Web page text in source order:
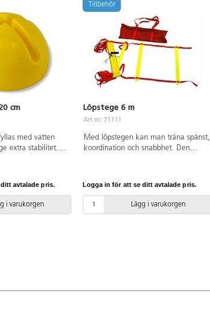
cm
med vatten
extra stabilitet.
avtalade pris.
i varukorgen
Tillbehör
Löpstege 6 m
Art.nr: 71111
Med löpstegen kan man träna spänst,
koordination och snabbhet. Den
jämfota. De platta ribborna är fästa i
nylonbanden, men är justerbara. 12
Logga in för att se ditt avtalade pris.
Lägg i varukorgen